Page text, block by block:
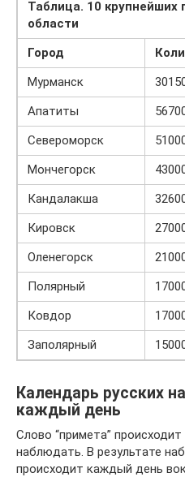
Таблица. 10 крупнейших
области
Город
Мурманск
Апатиты
Североморск
Мончегорск
Кандалакша
Кировск
Оленегорск
Полярный
Ковдор
Заполярный
Календарь русских
каждый день
Слово “примета” происходит
наблюдать. В результате
происходит каждый день